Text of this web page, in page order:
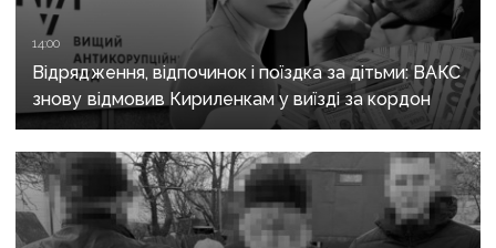
14:00
Відрядження, відпочинок і поїздка за дітьми: ВАКС
знову відмовив Кириленкам у виїзді за кордон